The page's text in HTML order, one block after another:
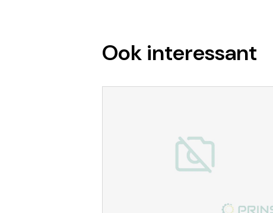
Ook interessant